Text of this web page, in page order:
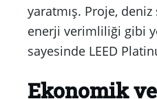
yaratmış. Proje,
enerji verimliliği gibi
sayesinde LEED
Ekonomik